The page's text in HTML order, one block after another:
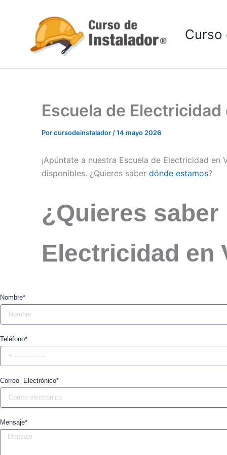
contenido
Curso
Escuela de
Porcursodeinstalador/14 mayo 2026
¡Apúntate a nuestra Escuela de Electricidad en
disponibles. ¿Quieres saber dónde estamos?
¿Quieres
Electricidad en
Nombre*
Teléfono*
Correo Electrónico*
Mensaje*